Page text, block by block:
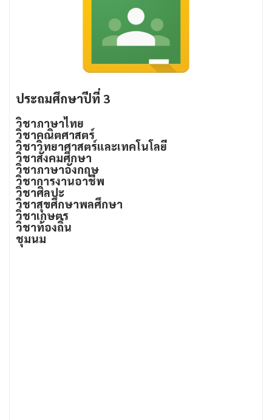
ประถมศึกษาปีที่ 3
วิชาภาษาไทย
วิชาคณิตศาสตร์
วิชาวิทยาศาสตร์และเทคโนโลยี
วิชาสังคมศึกษา
วิชาภาษาอังกฤษ
วิชาการงานอาชีพ
วิชาศิลปะ
วิชาสุขศึกษาพลศึกษา
วิชาเกษตร
วิชาท้องถิ่น
ชุมนม